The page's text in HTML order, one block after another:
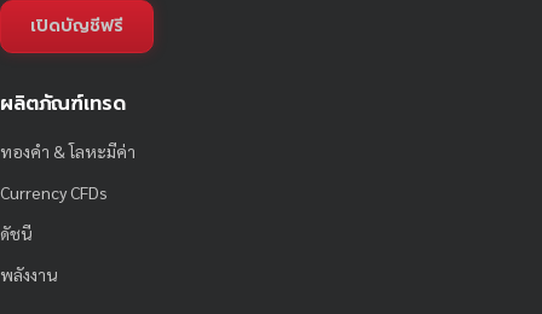
เปิดบัญชีฟรี
ผลิตภัณฑ์เทรด
ทองคำ & โลหะมีค่า
Currency CFDs
ดัชนี
พลังงาน